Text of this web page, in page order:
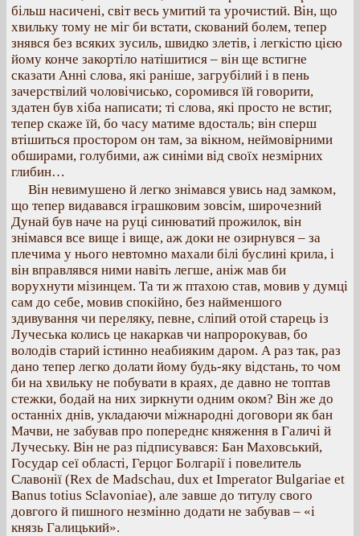
більш насичені, світ весь умитий та урочистий. Він, що
хвильку тому не міг би встати, скований болем, тепер
знявся без всяких зусиль, швидко злетів, і легкістю цією
йому конче закортіло натішитися – він ще встигне
сказати Анні слова, які раніше, загрубілий і в пень
зачерствілий чоловічисько, соромився їй говорити,
здатен був хіба написати; ті слова, які просто не встиг,
тепер скаже їй, бо часу матиме вдосталь; він сперш
втішиться простором он там, за вікном, неймовірними
обширами, голубими, аж синіми від своїх незмірних
глибин…
Він невимушено й легко знімався увись над замком,
що тепер видавався іграшковим зовсім, широчезний
Дунай був наче на руці синюватий прожилок, він
знімався все вище і вище, аж доки не озирнувся – за
плечима у нього невтомно махали білі буслині крила, і
він вправлявся ними навіть легше, аніж мав би
ворухнути мізинцем. Та ти ж птахою став, мовив у думці
сам до себе, мовив спокійно, без найменшого
здивування чи переляку, певне, сліпий отой старець із
Лучеська колись це накаркав чи напророкував, бо
володів старий істинно неабияким даром. А раз так, раз
дано тепер легко долати йому будь-яку відстань, то чом
би на хвильку не побувати в краях, де давно не топтав
стежки, бодай на них зиркнути одним оком? Він же до
останніх днів, укладаючи міжнародні договори як бан
Мачви, не забував про попереднє княження в Галичі й
Лучеську. Він не раз підписувався: Бан Маховський,
Государ сеї області, Герцог Болгарії і повелитель
Славонії (Rex de Madschau, dux et Imperator Bulgariae et
Banus totius Sclavoniae), але завше до титулу свого
довгого й пишного незмінно додати не забував – «і
князь Галицький».